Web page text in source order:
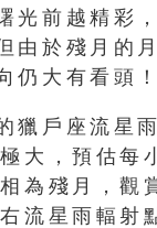
光前越精彩
由於殘月的
仍大有看頭！
獵戶座流星
大，預估每
為殘月，觀
流星雨輻射